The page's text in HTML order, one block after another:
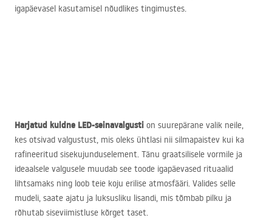
igapäevasel kasutamisel nõudlikes tingimustes.
Harjatud kuldne LED-seinavalgusti on suurepärane valik neile,
kes otsivad valgustust, mis oleks ühtlasi nii silmapaistev kui ka
rafineeritud sisekujunduselement. Tänu graatsilisele vormile ja
ideaalsele valgusele muudab see toode igapäevased rituaalid
lihtsamaks ning loob teie koju erilise atmosfääri. Valides selle
mudeli, saate ajatu ja luksusliku lisandi, mis tõmbab pilku ja
rõhutab siseviimistluse kõrget taset.